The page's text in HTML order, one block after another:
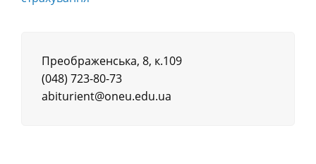
Преображенська, 8, к.109
(048) 723-80-73
abiturient@oneu.edu.ua